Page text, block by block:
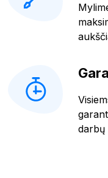
darbų